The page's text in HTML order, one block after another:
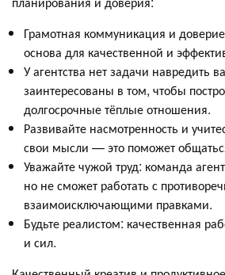
Грамотная коммуникация и
основа для качественной и
У агентства нет задачи
заинтересованы в том, чтобы
долгосрочные тёплые отношения.
Развивайте насмотренность и
свои мысли — это поможет
Уважайте чужой труд: команда
но не сможет работать с
взаимоисключающими правками.
Будьте реалистом: качественная
и сил.